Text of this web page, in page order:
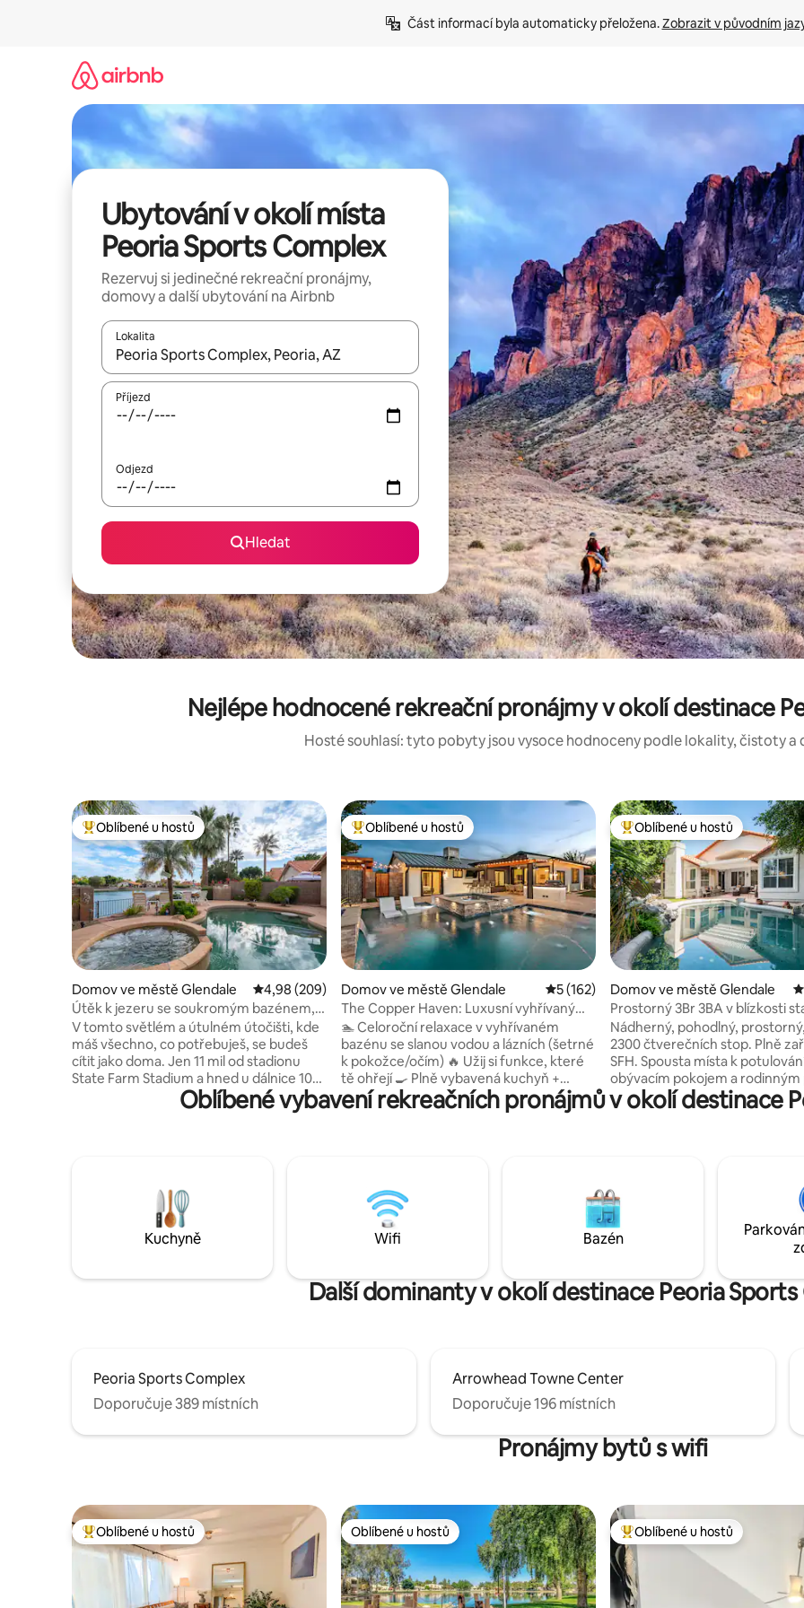
Část informací byla automaticky přeložena. Zobrazit v původním
Ubytování v okolí místa
Peoria Sports Complex
Rezervuj si jedinečné rekreační pronájmy,
domovy a další ubytování na Airbnb
Lokalita
Až budou výsledky k dispozici, můžeš si je procházet pomocí šipek nahoru a dolů, dotykem nebo přejetím prstem.
Příjezd
Odjezd
Hledat
Nejlépe hodnocené rekreační pronájmy v okolí destinace
Hosté souhlasí: tyto pobyty jsou vysoce hodnoceny podle lokality, čistoty a
Nejlepší v kategorii Oblíbené u hostů
Oblíbené u hostů
Domov ve městě Glendale Průměrné hodnocení 4,98 z 5, 209 hodnocení
4,98 (209)
Útěk k jezeru se soukromým bazénem,
vířivkou a hernou
V tomto světlém a útulném útočišti, kde
máš všechno, co potřebuješ, se budeš
cítit jako doma. Jen 11 mil od stadionu
State Farm Stadium a hned u dálnice 101.
Vychutnej si poklidný výhled na jezero,
popíjej kávu a naslouchej cvrlikání ptáků.
BAZÉNU/LÁZNÍ je k dispozici za poplatek.
Několik minut od nejlepších restaurací,
golfu a nákupů. Prozkoumej Arizonu! 👉
„Rezervuj si pobyt hned teď!“ *Jezero je
Nejlepší v kategorii Oblíbené u hostů
Oblíbené u hostů
Domov ve městě Glendale Průměrné hodnocení 5 z 5, 162 hodnocení
5 (162)
The Copper Haven: Luxusní vyhřívaný
solný bazén a lázně
🏊 Celoroční relaxace v vyhřívaném
bazénu se slanou vodou a lázních (šetrné
k pokožce/očím) 🔥 Užij si funkce, které
tě ohřejí 🍳 Plně vybavená kuchyň +
venkovní propanový gril 🎱 Herní
místnost s kulečníkem, stolním fotbalem,
🚗 Snadný přístup ke dvěma hlavním
dálnicím 🎨 Umělecky a jedinečně
vyzdobené Dovolená v rezortu ve
Phoenixu (Glendale) – ideální pro rodiny,
Nejlepší v kategorii Oblíbené u
Oblíbené u hostů
Domov ve městě Glendale
Prostorný 3Br 3BA v blízkosti stadionů
Bez poplatku za úklid
Nádherný, pohodlný,
2300 čtverečních stop. Plně
SFH. Spousta místa k potulování s
obývacím pokojem a rodinným
s plynovým krbem! Užij si
slunce nebo krásné hvězdné
oplocený dvůr pro vaše domácí
Domácí mazlíčci jsou vítáni! 1
garáž. Skvělé sousedství! V blízkosti
skvělých restaurací, obchodů
na dálnici. AZ TPT#21500053
Oblíbené vybavení rekreačních pronájmů v okolí destinace
Kuchyně Wifi Bazén
Další dominanty v okolí destinace Peoria
Peoria Sports Complex
Doporučuje 389 místních
Arrowhead Towne Center
Doporučuje 196 místních
Pronájmy bytů s wifi
Nejlepší v kategorii Oblíbené u hostů
Oblíbené u hostů Oblíbené u hostů
Oblíbené u hostů Nejlepší v kategorii Oblíbené u
Oblíbené u hostů